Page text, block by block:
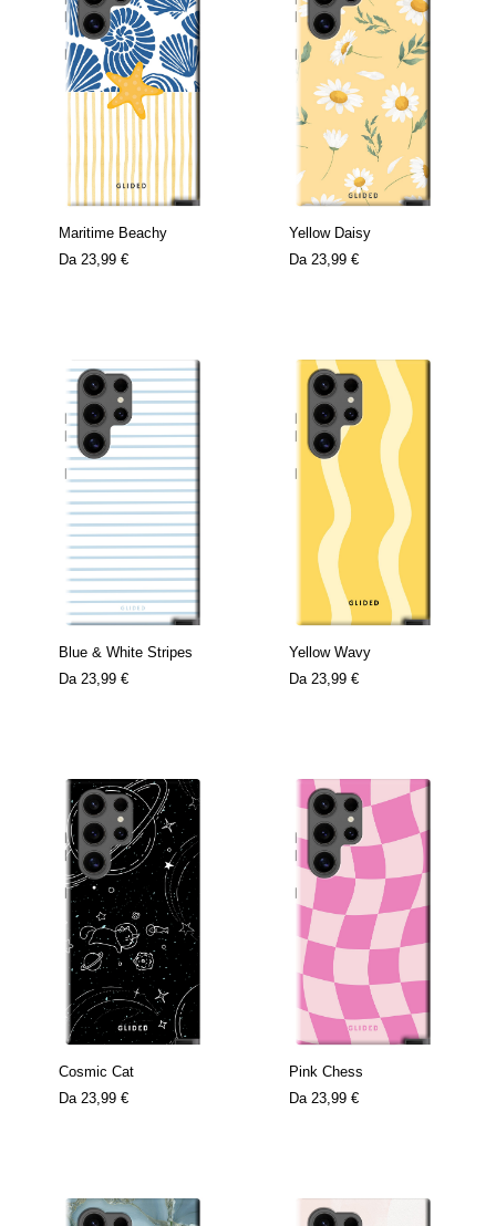
Maritime Beachy
Da 23,99 €
Yellow Daisy
Da 23,99 €
Blue & White Stripes
Da 23,99 €
Yellow Wavy
Da 23,99 €
Cosmic Cat
Da 23,99 €
Pink Chess
Da 23,99 €